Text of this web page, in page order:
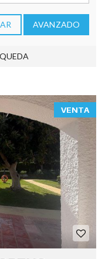
AVANZADO
VENTA